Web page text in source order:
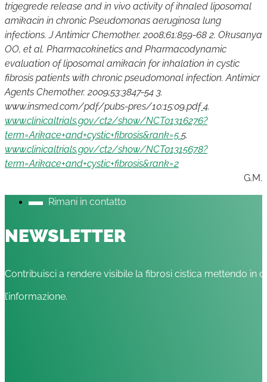
trigegrede release and in vivo activity of ihnaled liposomal
amikacin in chronic Pseudomonas aeruginosa lung
infections. J Antimicr Chemother. 2008;61:859-68 2. Okusanya
OO, et al. Pharmacokinetics and Pharmacodynamic
evaluation of liposomal amikacin for inhalation in cystic
fibrosis patients with chronic pseudomonal infection. Antimicr
Agents Chemother. 2009;53:3847-54 3.
www.insmed.com/pdf/pubs-pres/10:15:09.pdf 4.
www.clinicaltrials.gov/ct2/show/NCT01316276?
term=Arikace+and+cystic+fibrosis&rank=55.
www.clinicaltrials.gov/ct2/show/NCT01315678?
term=Arikace+and+cystic+fibrosis&rank=2
G.M.
Rimani in contatto
NEWSLETTER
Contribuisci a rendere visibile la fibrosi cistica mettendo in
l’informazione.